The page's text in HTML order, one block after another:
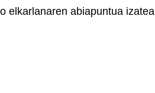
elkarlanaren abiapuntua izatea